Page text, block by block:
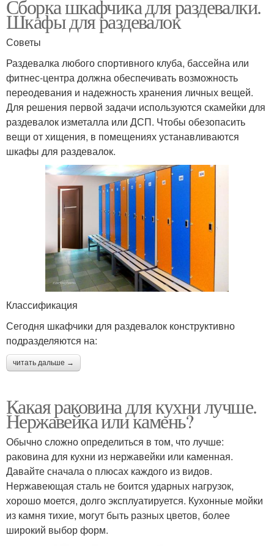
Сборка шкафчика для раздевалки.
Шкафы для раздевалок
Советы
Раздевалка любого спортивного клуба, бассейна или
фитнес-центра должна обеспечивать возможность
переодевания и надежность хранения личных вещей.
Для решения первой задачи используются скамейки для
раздевалок изметалла или ДСП. Чтобы обезопасить
вещи от хищения, в помещениях устанавливаются
шкафы для раздевалок.
Классификация
Сегодня шкафчики для раздевалок конструктивно
подразделяются на:
читать дальше →
Какая раковина для кухни лучше.
Нержавейка или камень?
Обычно сложно определиться в том, что лучше:
раковина для кухни из нержавейки или каменная.
Давайте сначала о плюсах каждого из видов.
Нержавеющая сталь не боится ударных нагрузок,
хорошо моется, долго эксплуатируется. Кухонные мойки
из камня тихие, могут быть разных цветов, более
широкий выбор форм.